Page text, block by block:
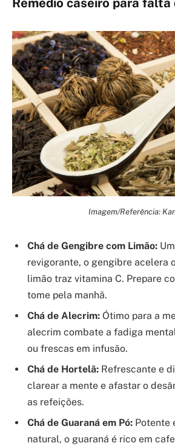
Remédio caseiro para falta
Imagem/Referência:
Chá de Gengibre com Limão:
revigorante, o gengibre acelera
limão traz vitamina C. Prepare
tome pela manhã.
Chá de Alecrim: Ótimo para a
alecrim combate a fadiga
ou frescas em infusão.
Chá de Hortelã: Refrescante e
clarear a mente e afastar o
as refeições.
Chá de Guaraná em Pó: Potente
natural, o guaraná é rico em